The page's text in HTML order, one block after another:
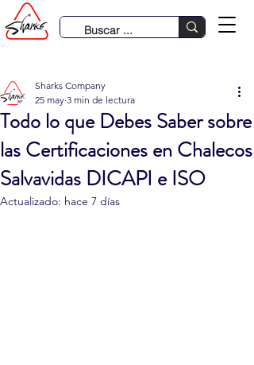
Todo lo que Debes Saber sobre
las Certificaciones en Chalecos
Salvavidas DICAPI e ISO
Sharks Company
25 may 3 min de lectura
Actualizado: hace 7 días